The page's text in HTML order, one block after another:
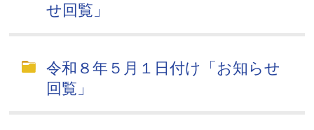
せ回覧」
令和８年５月１日付け「お知らせ
回覧」